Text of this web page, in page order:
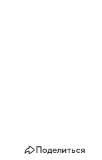
Поделиться